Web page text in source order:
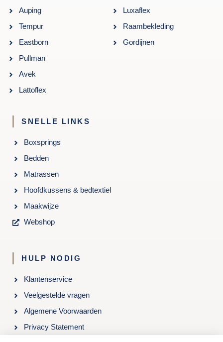
Auping
Tempur
Eastborn
Pullman
Avek
Lattoflex
Luxaflex
Raambekleding
Gordijnen
SNELLE LINKS
Boxsprings
Bedden
Matrassen
Hoofdkussens & bedtextiel
Maakwijze
Webshop
HULP NODIG
Klantenservice
Veelgestelde vragen
Algemene Voorwaarden
Privacy Statement